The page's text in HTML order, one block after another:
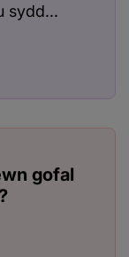
sydd...
gofal